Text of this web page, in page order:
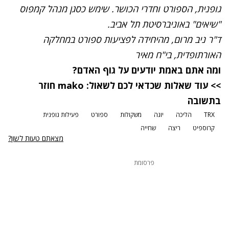
גופנית, הספורט וחדרי הכושר. שימש כסגן מנהל קמפוס
"שיאים" באוניברסיטת תל אביב.
ד"ר ניב מרום, מהיחידה לפציעות ספורט במחלקה
האורתופדית, בי"ח מאיר
ומה אתם באמת יודעים על גוף האדם?
>> עוד שאלות שכדאי לכם לשאול:
mako חוזר
בתשובה
TRX הליכה יוגה משקולות ספורט
פעילות גופנית
קרוספיט
ריצה שחייה
מצאתם טעות לשון?
פרסומת